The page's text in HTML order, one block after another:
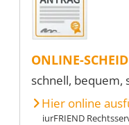
ONLINE-
schnell, bequem,
Hier online
iurFRIEND